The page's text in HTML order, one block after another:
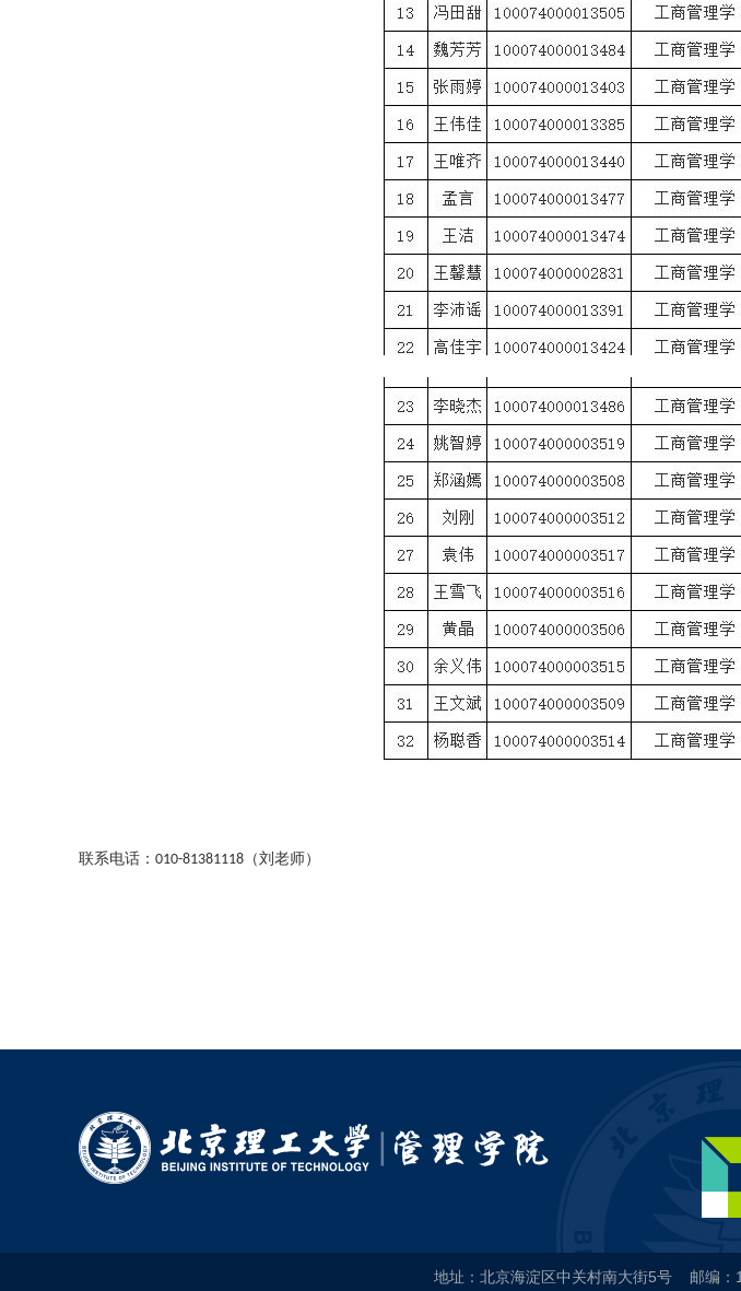
联系电话： 010-81381118 （刘老师）
地址：北京海淀区中关村南大街5号 邮编